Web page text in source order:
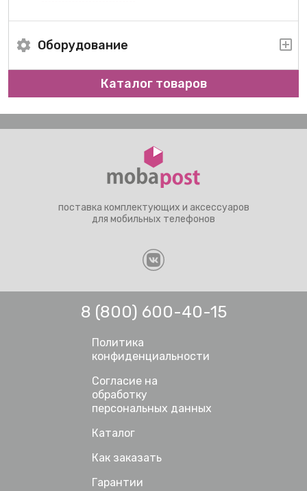
Оборудование
Каталог товаров
поставка комплектующих и аксессуаров
для мобильных телефонов
Каталог
Как заказать
Гарантии
8 (800) 600-40-15
Политика
конфиденциальности
Согласие на
обработку
персональных данных